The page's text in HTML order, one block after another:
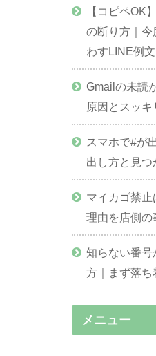
【コピペOK
の断り方｜今
わすLINE例文
Gmailの未読
原因とスッ
スマホで#が
出し方と見
マイカゴ禁
理由を店側の
知らない番号
方｜まず落ち
メニュー